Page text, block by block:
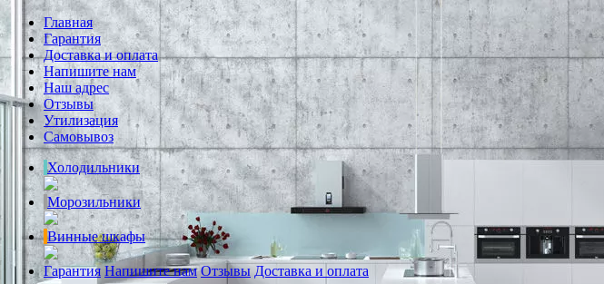
Главная
Гарантия
Доставка и оплата
Напишите нам
Наш адрес
Отзывы
Утилизация
Самовывоз
Холодильники
Морозильники
Винные шкафы
Гарантия Напишите нам Отзывы Доставка и оплата